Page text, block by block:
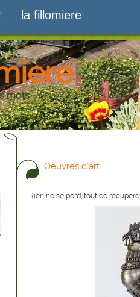
la fillomiere
mots
Oeuvres d'art
Rien ne se perd, tout ce récupère